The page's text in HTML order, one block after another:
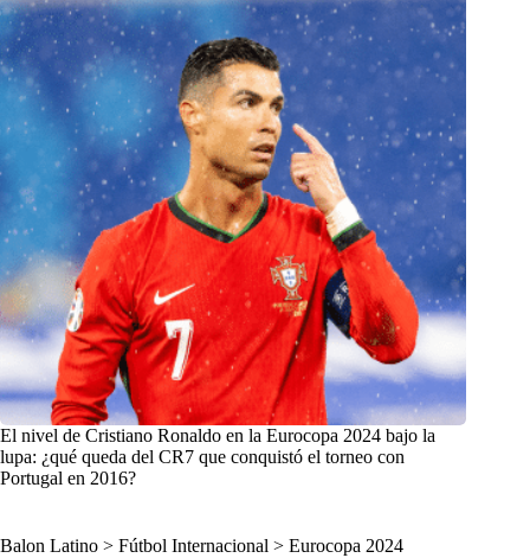
El nivel de Cristiano Ronaldo en la Eurocopa 2024 bajo la
lupa: ¿qué queda del CR7 que conquistó el torneo con
Portugal en 2016?
Balon Latino > Fútbol Internacional > Eurocopa 2024